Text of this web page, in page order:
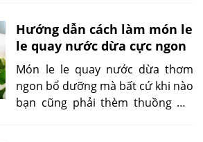
kim chi dưa leo ăn liền rất nhanh
chóng, chỉ trong vòng 30 phút là
bạn đã có thể thưởng thức.
Hương vị cay nhẹ, mặn ngọt hài
hòa, độ giòn sần sật của dưa leo
chắc chắn sẽ làm bữa ăn thêm
Hướng dẫn cách làm món le
le quay nước dừa cực ngon
Món le le quay nước dừa thơm
ngon bổ dưỡng mà bất cứ khi nào
bạn cũng phải thèm thuồng mà